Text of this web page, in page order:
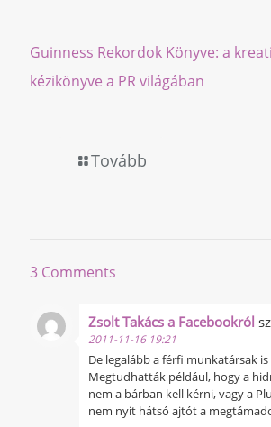
Guinness Rekordok Könyve: a
kézikönyve a PR világában
Tovább
3 Comments
Zsolt Takács a Facebookról
2011-11-16 19:21
De legalább a férfi munkatársak
Megtudhatták például, hogy a
nem a bárban kell kérni, vagy a
nem nyit hátsó ajtót a